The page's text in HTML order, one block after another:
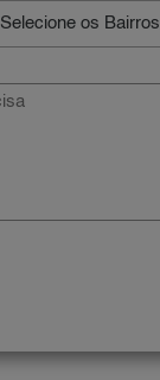
Selecione os Bairros